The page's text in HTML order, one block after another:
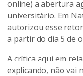
online) a abertura
universitário. Em
autorizou esse
a partir do dia 5 de
A crítica aqui em
explicando, não vai